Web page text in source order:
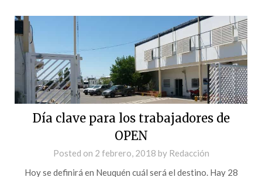
Día clave para los trabajadores de
OPEN
Posted on 2 febrero, 2018 by Redacción
Hoy se definirá en Neuquén cuál será el destino. Hay 28